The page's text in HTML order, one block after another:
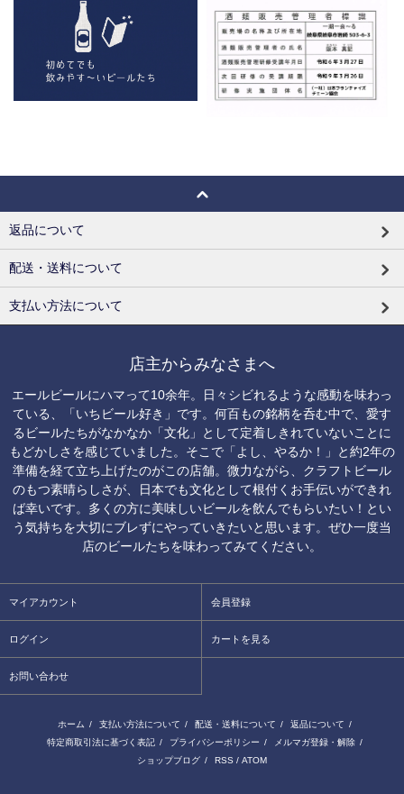
返品について
配送・送料について
支払い方法について
店主からみなさまへ
エールビールにハマって10余年。日々シビれるような感動を味わっ
ている、「いちビール好き」です。何百もの銘柄を呑む中で、愛す
るビールたちがなかなか「文化」として定着しきれていないことに
もどかしさを感じていました。そこで「よし、やるか！」と約2年の
準備を経て立ち上げたのがこの店舗。微力ながら、クラフトビール
のもつ素晴らしさが、日本でも文化として根付くお手伝いができれ
ば幸いです。多くの方に美味しいビールを飲んでもらいたい！とい
う気持ちを大切にブレずにやっていきたいと思います。ぜひ一度当
店のビールたちを味わってみてください。
マイアカウント 会員登録
ログイン カートを見る
お問い合わせ
ホーム / 支払い方法について / 配送・送料について / 返品について /
特定商取引法に基づく表記 / プライバシーポリシー / メルマガ登録・解除 /
ショップブログ / RSS / ATOM